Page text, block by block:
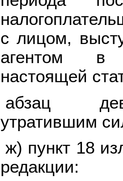
с лицом,
агентом в
настоящей
абзац
утратившим
ж) пункт 18
редакции: